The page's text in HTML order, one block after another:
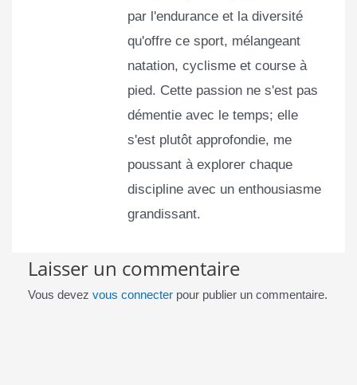
par l'endurance et la diversité
qu'offre ce sport, mélangeant
natation, cyclisme et course à
pied. Cette passion ne s'est pas
démentie avec le temps; elle
s'est plutôt approfondie, me
poussant à explorer chaque
discipline avec un enthousiasme
grandissant.
Laisser un commentaire
Vous devez vous connecterpour publier un commentaire.